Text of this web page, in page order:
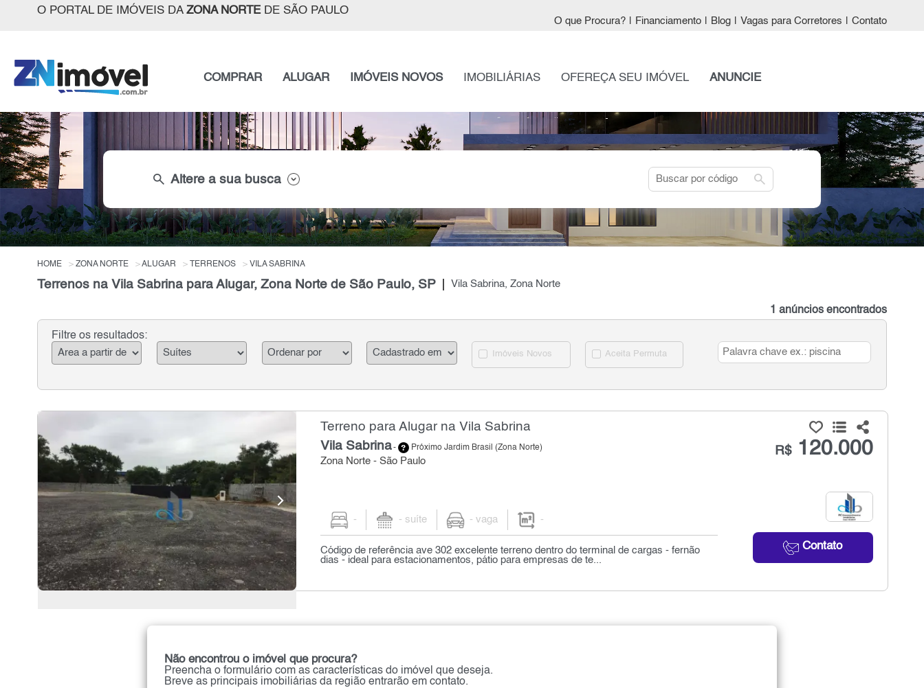
O PORTAL DE IMÓVEIS DA ZONA NORTEDE SÃO PAULO
O que Procura? Financiamento Blog Vagas para Corretores Contato
COMPRAR ALUGAR IMÓVEIS NOVOS IMOBILIÁRIAS OFEREÇA SEU IMÓVEL ANUNCIE
search Altere a sua busca search
HOME ZONA NORTE ALUGAR TERRENOS VILA SABRINA
Terrenos na Vila Sabrina para Alugar, Zona Norte de São Paulo, SP Vila Sabrina, Zona Norte
1 anúncios encontrados
Filtre os resultados:
Imóveis Novos Aceita Permuta
Terreno para Alugar na Vila Sabrina
Vila Sabrina- Próximo Jardim Brasil (Zona Norte)
Zona Norte - São Paulo
R$120.000
Contato
- - suíte - vaga -
Código de referência ave 302 excelente terreno dentro do terminal de cargas - fernão
dias - ideal para estacionamentos, pátio para empresas de te...
Não encontrou o imóvel que procura?
Preencha o formulário com as características do imóvel que deseja.
Breve as principais imobiliárias da região entrarão em contato.